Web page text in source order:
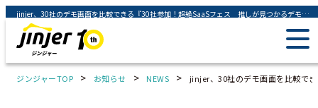
jinjer、30社のデモ画面を比較できる『30社参加！超絶SaaSフェス 推しが見つかるデモライブ！！』に登壇 - ジンジャー（jinjer）｜統合型人事システム
ジンジャーTOP > お知らせ > NEWS > jinjer、30社のデモ画面を比較で